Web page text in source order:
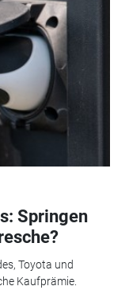
Springen
Toyota und
Kaufprämie.